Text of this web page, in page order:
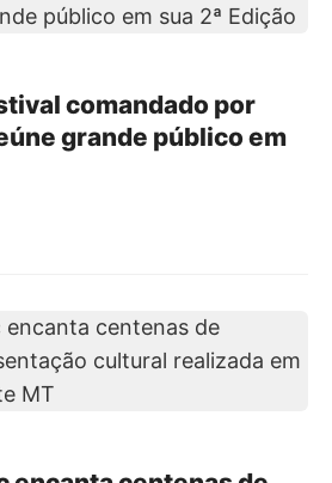
comandado por
grande público em